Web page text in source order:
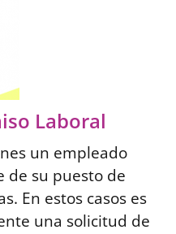
Laboral
un empleado
de su puesto de
En estos casos es
una solicitud de